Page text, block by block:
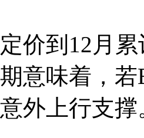
价到12月
意味着，
外上行支撑